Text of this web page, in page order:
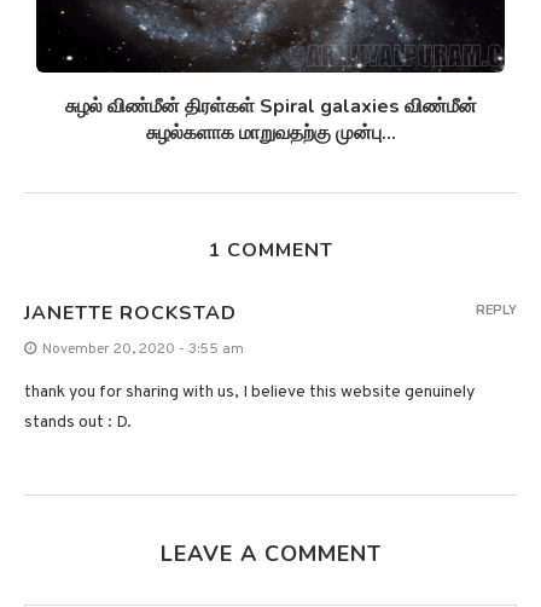
சுழல் விண்மீன் திரள்கள் Spiral galaxies விண்மீன்
சுழல்களாக மாறுவதற்கு முன்பு...
1 COMMENT
JANETTE ROCKSTAD
November 20, 2020 - 3:55 am
thank you for sharing with us, I believe this website genuinely
stands out : D.
REPLY
LEAVE A COMMENT